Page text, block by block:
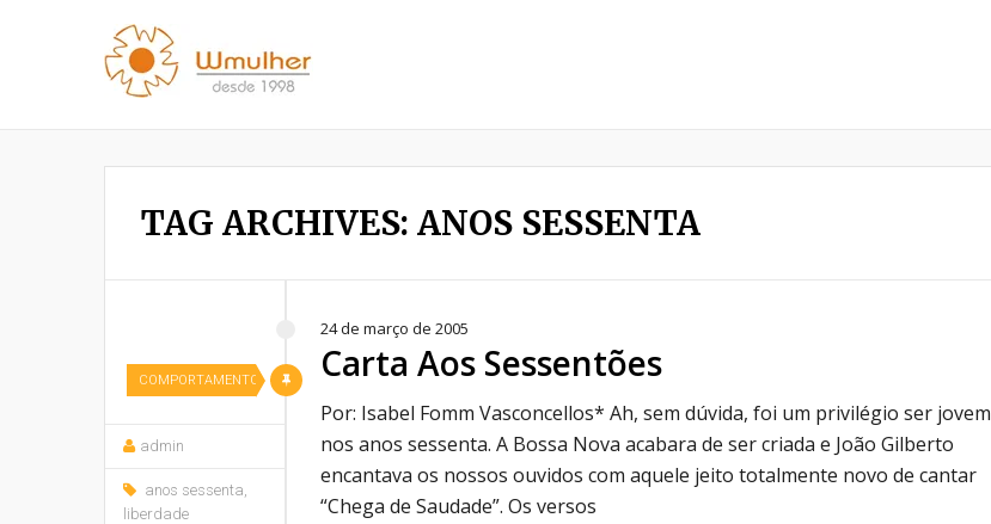
TAG ARCHIVES: ANOS SESSENTA
COMPORTAMENTO
24 de março de 2005
Carta Aos Sessentões
admin
anos sessenta,
liberdade
Por: Isabel Fomm Vasconcellos* Ah, sem dúvida, foi um privilégio ser jovem
nos anos sessenta. A Bossa Nova acabara de ser criada e João Gilberto
encantava os nossos ouvidos com aquele jeito totalmente novo de cantar
“Chega de Saudade”. Os versos